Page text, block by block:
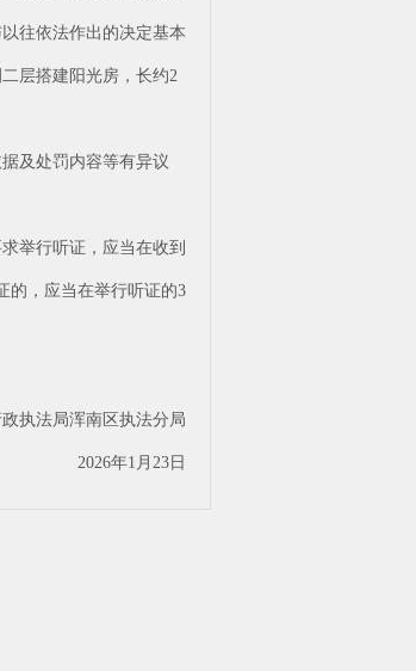
往依法作出的决定基本
层搭建阳光房，长约2
及处罚内容等有异议
举行听证，应当在收到
的，应当在举行听证的3
执法局浑南区执法分局
2026年1月23日